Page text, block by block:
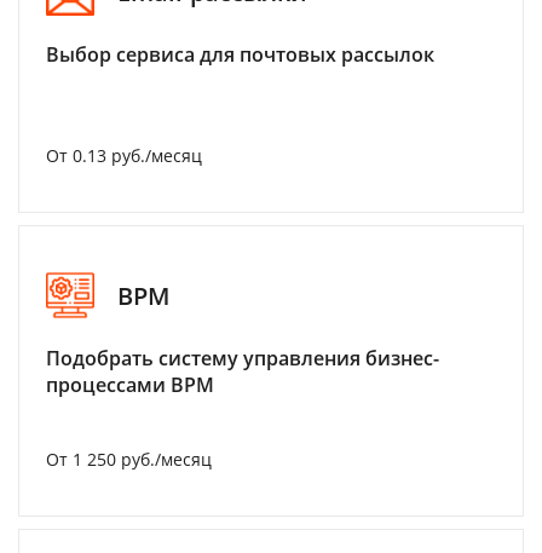
Выбор сервиса для почтовых рассылок
От 0.13 руб./месяц
BPM
Подобрать систему управления бизнес-
процессами BPM
От 1 250 руб./месяц